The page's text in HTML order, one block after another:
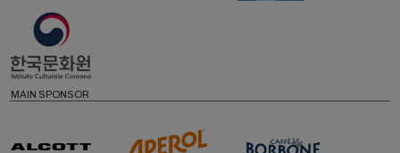
MAIN SPONSOR